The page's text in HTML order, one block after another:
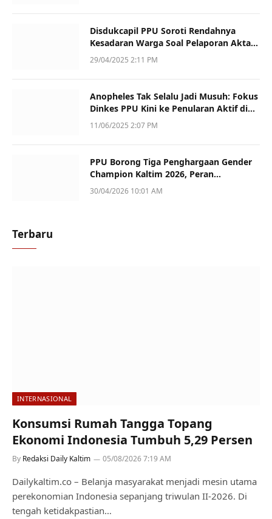
Disdukcapil PPU Soroti Rendahnya
Kesadaran Warga Soal Pelaporan Akta
Kematian
29/04/2025 2:11 PM
Anopheles Tak Selalu Jadi Musuh: Fokus
Dinkes PPU Kini ke Penularan Aktif di
Sotek
11/06/2025 2:07 PM
PPU Borong Tiga Penghargaan Gender
Champion Kaltim 2026, Peran
Perempuan Jadi Sorotan
30/04/2026 10:01 AM
Terbaru
INTERNASIONAL
Konsumsi Rumah Tangga Topang
Ekonomi Indonesia Tumbuh 5,29 Persen
By Redaksi Daily Kaltim 05/08/2026 7:19 AM
Dailykaltim.co – Belanja masyarakat menjadi mesin utama
perekonomian Indonesia sepanjang triwulan II-2026. Di
tengah ketidakpastian…